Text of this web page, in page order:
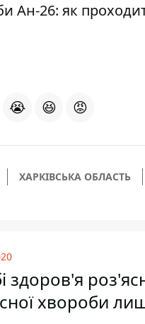
Ан-26: як
😭 😆 😡
ХАРКІВСЬКА ОБЛАСТЬ
здоров'я
хвороби